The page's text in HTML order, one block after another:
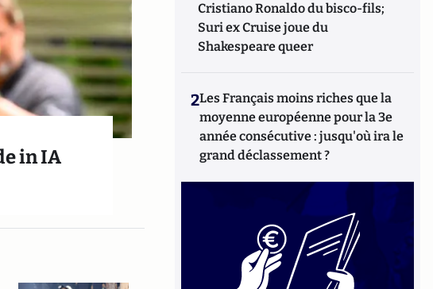
in IA
Cristiano Ronaldo du bisco-fils;
Suri ex Cruise joue du
Shakespeare queer
2Les Français moins riches que la
moyenne européenne pour la 3e
année consécutive : jusqu'où ira le
grand déclassement ?